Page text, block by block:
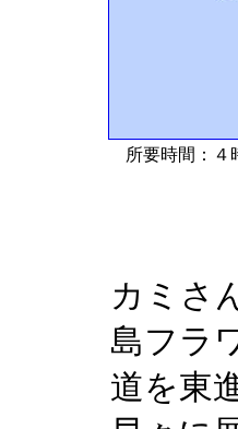
所要時間：４
カミさ
島フラ
道を東